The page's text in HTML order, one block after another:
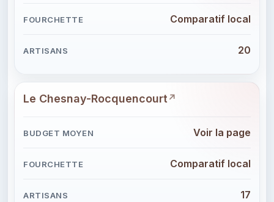
Comparatif local
20
Le Chesnay-Rocquencourt
Voir la page
Comparatif local
17